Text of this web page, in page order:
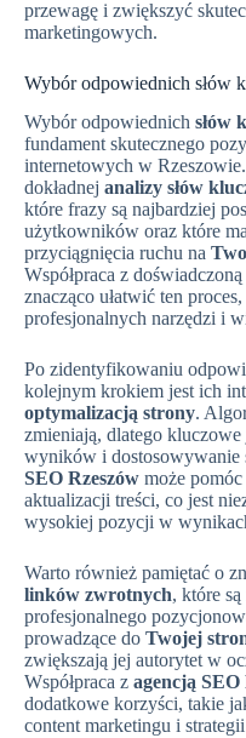
przewagę i zwiększyć
marketingowych.
Wybór odpowiednich słów
Wybór odpowiednich słów
fundament skutecznego
internetowych w
dokładnej analizy słów
które frazy są najbardziej
użytkowników oraz które
przyciągnięcia ruchu na
Współpraca z doświadczoną
znacząco ułatwić ten
profesjonalnych narzędzi i
Po zidentyfikowaniu
kolejnym krokiem jest ich
optymalizacją strony.
zmieniają, dlatego
wyników i dostosowywanie
SEO Rzeszów może
aktualizacji treści, co jest
wysokiej pozycji w
Warto również pamiętać o
linków zwrotnych, które
profesjonalnego
prowadzące do Twojej
zwiększają jej autorytet w
Współpraca z agencją SEO
dodatkowe korzyści, takie
content marketingu i